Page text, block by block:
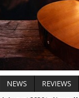
NEWS REVIEWS